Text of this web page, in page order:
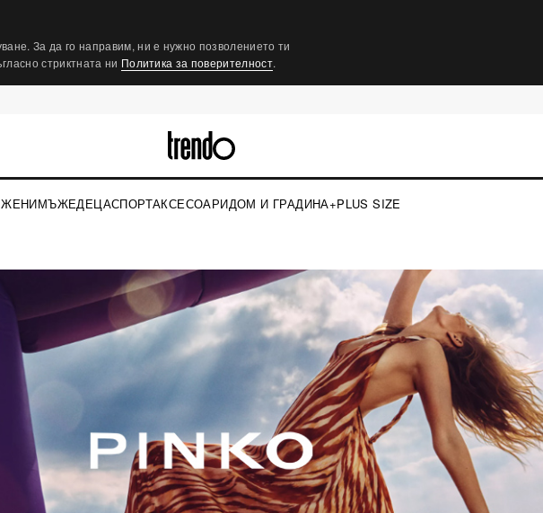
За да го направим, ни е нужно позволението ти
стриктната ни Политика за поверителност.
ЖЕНИМЪЖЕДЕЦАСПОРТАКСЕСОАРИДОМ И ГРАДИНА+PLUS SIZE
12 НА СТРАНИЦА
24 НА СТРАНИЦА